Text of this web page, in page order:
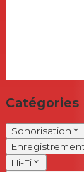
Catégories
Sonorisation
Hi-Fi